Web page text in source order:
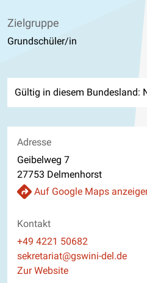
Zielgruppe
Grundschüler/in
Gültig in diesem Bundesland:
Adresse
Geibelweg 7
27753 Delmenhorst
Auf Google Maps
Kontakt
Telefon
+49 4221 50682
E-Mail
sekretariat@gswini-del.de
Website
Zur Website